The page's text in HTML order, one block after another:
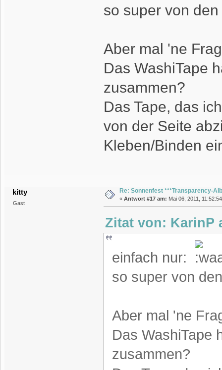
so super von
Aber mal 'ne
Das WashiTape
zusammen?
Das Tape, das
von der Seite
Kleben/Binden
kitty
Gast
Re: Sonnenfest ***Transparency-
« Antwort #17 am: Mai 06, 2011,
Zitat von: KarinP
einfach nur:
so super von
Aber mal 'ne
Das WashiTape
zusammen?